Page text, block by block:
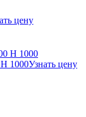
цену
1000Узнать цену